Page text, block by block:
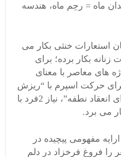
ماه = رحِم ماه، هندسه
استعارات خنثی بکار می
بکار برده؛ برای
های معاصر با معنای
حرکت اسپرم با “ریزش
نور”، گریه کودک با “صدای انعقاد نطفه”، نیاز 2فرد با
می برد.
مفهومی پیچیده در
فروغ فرخزاد در دلم